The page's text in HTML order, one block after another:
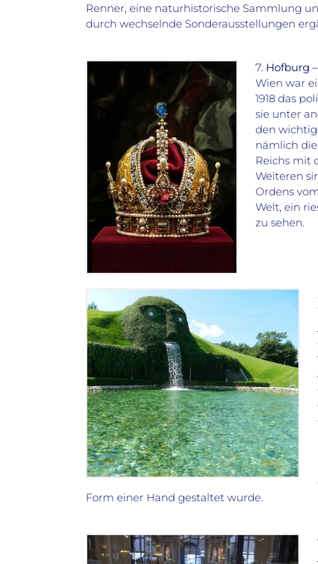
Renner, eine naturhistorische Sammlung
durch wechselnde Sonderausstellungen
7. Hofburg
Wien war
1918 das
sie unter
den
nämlich
Reichs mit
Weiteren
Ordens
Welt, ein
zu sehen.
Form einer Hand gestaltet wurde.